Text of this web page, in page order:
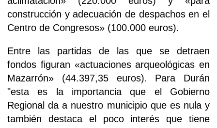
construcción y adecuación de despachos en el
Centro de Congresos» (100.000 euros).
Entre las partidas de las que se detraen
fondos figuran «actuaciones arqueológicas en
Mazarrón» (44.397,35 euros). Para Durán
"esta es la importancia que el Gobierno
Regional da a nuestro municipio que es nula y
también destaca el poco interés que tiene